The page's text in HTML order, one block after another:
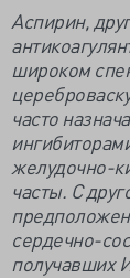
Аспирин,
широком
часто
желудочно-
часты. С
сердечно-
получавших